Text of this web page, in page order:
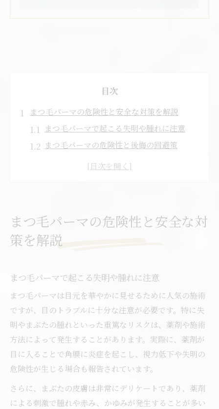
目次
まつ毛パーマの危険性と安全な対策を解説
まつ毛パーマで起こる失明や腫れに注意
まつ毛パーマの危険性と後悔の回避策
まつ毛パーマによる眼瞼下垂リスクの実態
失明や腫れに注意したいまつ毛パーマ体験談
まつ毛パーマで腫れた場合の対応事例
まつ毛パーマ失敗による後悔の実際と対策
まつ毛パーマで眼科医に注意されるケース
まつ毛パーマ後のトラブルと正しい対処法
後悔しない選択に役立つまつ毛パーマの見極め
方
まつ毛パーマで後悔しないサロン選びの基
準
まつ毛パーマでしない方がいい人の特徴解
説
まつ毛パーマの危険性と安全な対
策を解説
まつ毛パーマで起こる失明や腫れに注意
まつ毛パーマは目元を華やかに見せるために人気の施術
ですが、目のトラブルに十分な注意が必要です。特に失
明やまぶたの腫れといった重篤なリスクは、薬剤や施術
方法によって発生することがあります。実際に、薬剤が
目に入ることで角膜に炎症を起こし、視力低下や失明の
危険性が生じる場合も報告されています。
さらに、まぶたの皮膚は非常にデリケートであり、薬剤
による刺激で腫れや赤み、かゆみが発生することが多い